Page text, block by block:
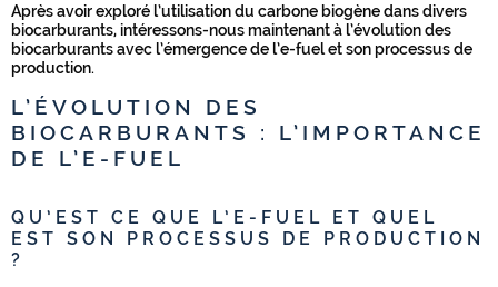
Après avoir exploré l’utilisation du carbone biogène dans divers
biocarburants, intéressons-nous maintenant à l’évolution des
biocarburants avec l’émergence de l’e-fuel et son processus de
production.
L’ÉVOLUTION DES
BIOCARBURANTS : L’IMPORTANCE
DE L’E-FUEL
QU’EST CE QUE L’E-FUEL ET QUEL
EST SON PROCESSUS DE PRODUCTION
?